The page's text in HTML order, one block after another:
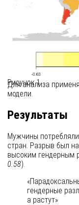
Рисунок 1
Использовались:
Индекс
учитывающий
политике.
Для анализа
модели.
Результаты
Мужчины
стран. Разрыв был
высоким гендерным
0.58).
гендерные
а растут»